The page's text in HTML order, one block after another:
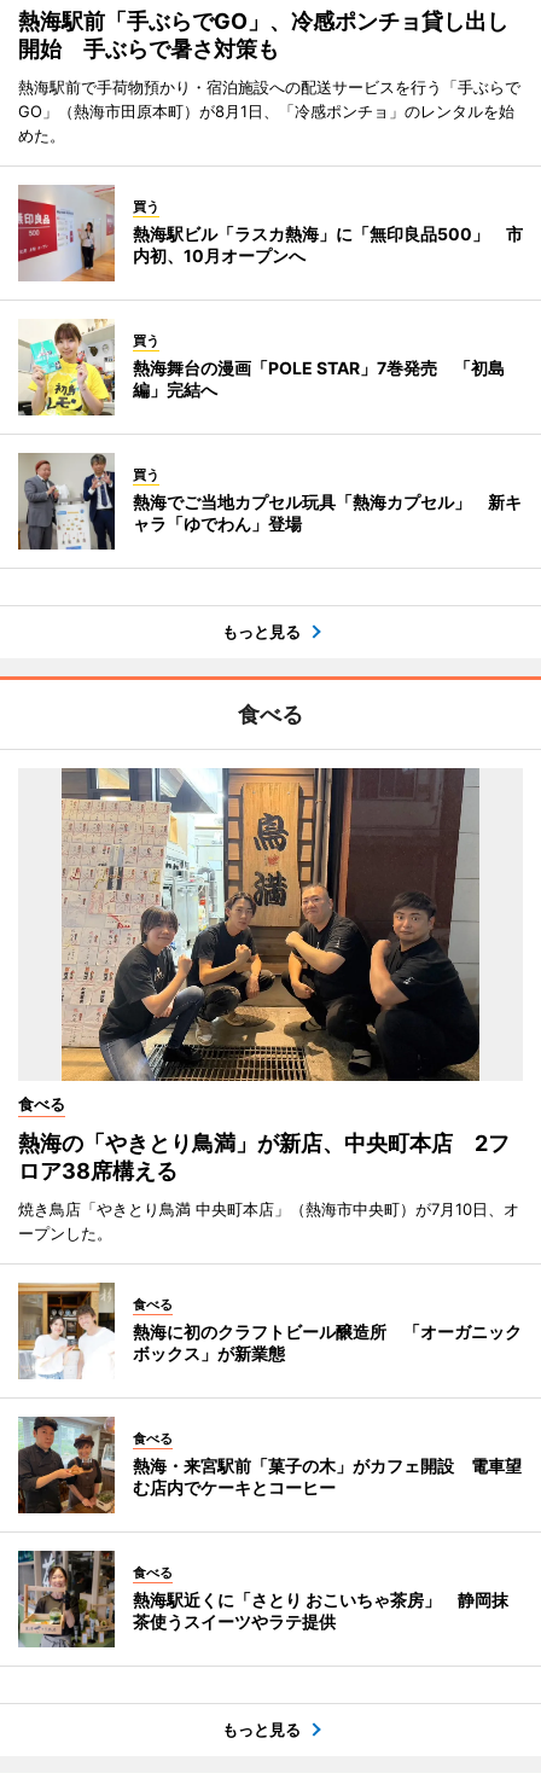
熱海駅前「手ぶらでGO」、冷感ポンチョ貸し出し
開始 手ぶらで暑さ対策も
熱海駅前で手荷物預かり・宿泊施設への配送サービスを行う「手ぶらで
GO」（熱海市田原本町）が8月1日、「冷感ポンチョ」のレンタルを始
めた。
買う
熱海駅ビル「ラスカ熱海」に「無印良品500」 市
内初、10月オープンへ
買う
熱海舞台の漫画「POLE STAR」7巻発売 「初島
編」完結へ
買う
熱海でご当地カプセル玩具「熱海カプセル」 新キ
ャラ「ゆでわん」登場
もっと見る
食べる
食べる
熱海の「やきとり鳥満」が新店、中央町本店 2フ
ロア38席構える
焼き鳥店「やきとり鳥満 中央町本店」（熱海市中央町）が7月10日、オ
ープンした。
食べる
熱海に初のクラフトビール醸造所 「オーガニック
ボックス」が新業態
食べる
熱海・来宮駅前「菓子の木」がカフェ開設 電車望
む店内でケーキとコーヒー
食べる
熱海駅近くに「さとり おこいちゃ茶房」 静岡抹
茶使うスイーツやラテ提供
もっと見る